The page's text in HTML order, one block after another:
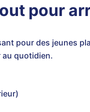
pour
pour des jeunes
quotidien.